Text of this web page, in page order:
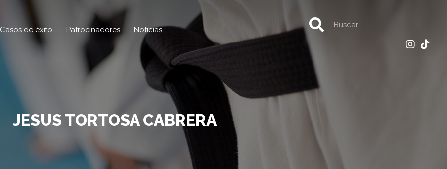
Casos de éxito Patrocinadores Noticias
JESUS TORTOSA CABRERA